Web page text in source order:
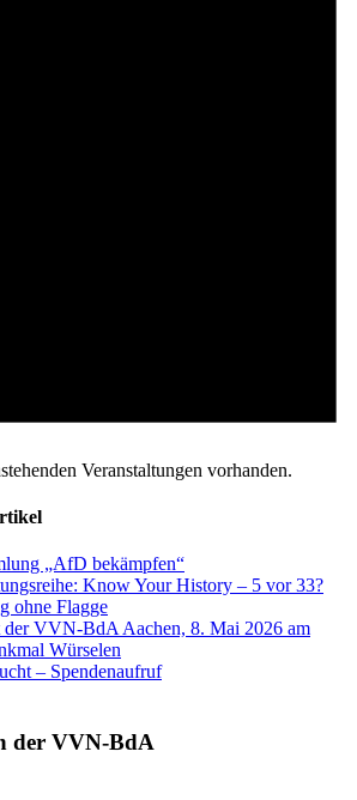
Veranstaltungen vorhanden.
„AfD bekämpfen“
Know Your History – 5 vor 33?
ohne Flagge
VVN-BdA Aachen, 8. Mai 2026 am
Würselen
– Spendenaufruf
der VVN-BdA